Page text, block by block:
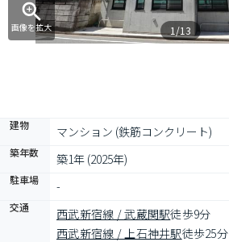
画像を拡大 1/13
建物 マンション (鉄筋コンクリート)
築年数 築1年 (2025年)
駐車場 -
交通 西武新宿線 / 武蔵関駅徒歩9分
西武新宿線 / 上石神井駅徒歩25分